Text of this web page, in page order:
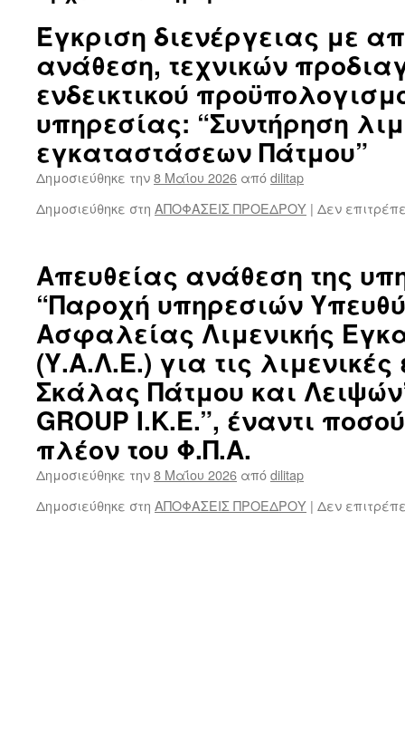
Έγκριση διενέργειας με
ανάθεση, τεχνικών
ενδεικτικού
υπηρεσίας: “Συντήρηση
εγκαταστάσεων Πάτμου”
Δημοσιεύθηκε την8 Μαΐου 2026 απόdilitap
Δημοσιεύθηκε στη ΑΠΟΦΑΣΕΙΣ ΠΡΟΕΔΡΟΥ | Δεν
Απευθείας ανάθεση της
“Παροχή υπηρεσιών
Ασφαλείας Λιμενικής
(Υ.Α.Λ.Ε.) για τις
Σκάλας Πάτμου και
GROUP Ι.Κ.Ε.”, έναντι
πλέον του Φ.Π.Α.
Δημοσιεύθηκε την8 Μαΐου 2026 απόdilitap
Δημοσιεύθηκε στη ΑΠΟΦΑΣΕΙΣ ΠΡΟΕΔΡΟΥ | Δεν